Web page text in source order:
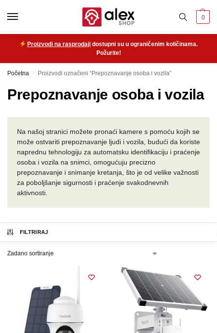
0
Proizvodi na rasprodaji dostupni su u ograničenim količinama.
Požurite!
Početna / Proizvodi označeni “Prepoznavanje osoba i vozila”
Prepoznavanje osoba i vozila
Na našoj stranici možete pronaći kamere s pomoću kojih se
može ostvariti prepoznavanje ljudi i vozila, budući da koriste
naprednu tehnologiju za automatsku identifikaciju i praćenje
osoba i vozila na snimci, omogućuju precizno
prepoznavanje i snimanje kretanja, što je od velike važnosti
za poboljšanje sigurnosti i praćenje svakodnevnih
aktivnosti.
FILTRIRAJ